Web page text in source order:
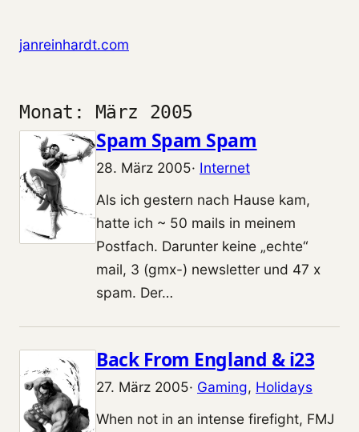
janreinhardt.com
Monat: März 2005
Spam Spam Spam
28. März 2005· Internet
Als ich gestern nach Hause kam,
hatte ich ~ 50 mails in meinem
Postfach. Darunter keine „echte“
mail, 3 (gmx-) newsletter und 47 x
spam. Der…
Back From England & i23
27. März 2005· Gaming, Holidays
When not in an intense firefight, FMJ